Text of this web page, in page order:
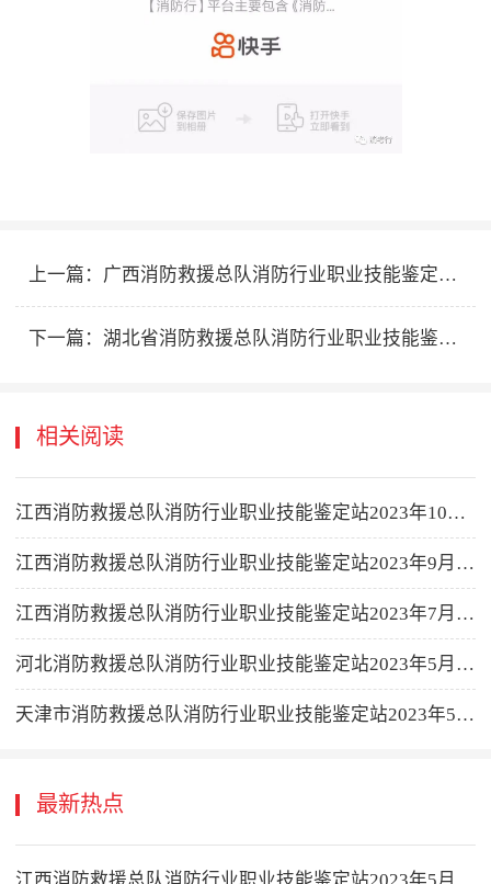
上一篇： 广西消防救援总队消防行业职业技能鉴定站2023年5月消防设施操作员职业技能鉴定公告
下一篇：湖北省消防救援总队消防行业职业技能鉴定站2023年5月批次消防设施操作员职业技能鉴定公告
相关阅读
江西消防救援总队消防行业职业技能鉴定站2023年10月消防设施操作员职业技能鉴定公告
江西消防救援总队消防行业职业技能鉴定站2023年9月消防设施操作员职业技能鉴定公告
江西消防救援总队消防行业职业技能鉴定站2023年7月消防设施操作员职业技能鉴定公告
河北消防救援总队消防行业职业技能鉴定站2023年5月消防设施操作员职业技能鉴定公告
天津市消防救援总队消防行业职业技能鉴定站2023年5月消防设施操作员职业技能鉴定公告
最新热点